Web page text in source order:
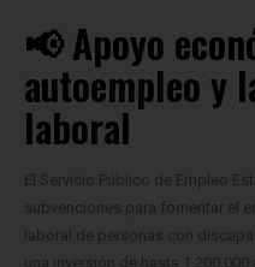
📢 Apoyo
autoempleo y
laboral
El Servicio Público de Empleo
subvenciones para fomentar el
laboral de personas con
una inversión de hasta